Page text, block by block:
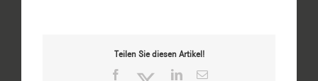
Teilen Sie diesen Artikel!
Facebook TwitterLinkedIn
E-